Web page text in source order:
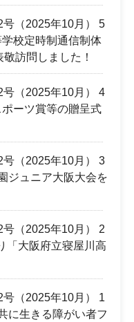
号（2025年10月） 5
校定時制通信制体
訪問しました！
号（2025年10月） 4
ーツ賞等の贈呈式
号（2025年10月） 3
ジュニア大阪大会を
（2025年10月） 2
「大阪府立寝屋川高
号（2025年10月） 1
生きる障がい者フ